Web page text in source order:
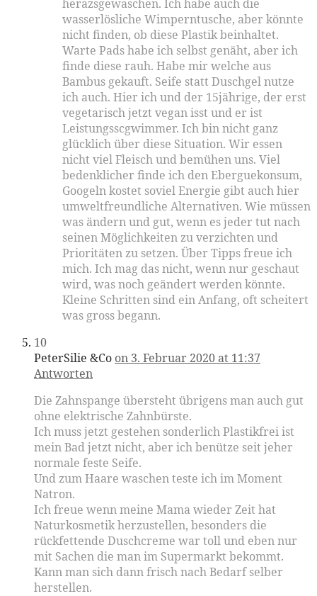
herazsgewaschen. Ich habe auch die
wasserlösliche Wimperntusche, aber könnte
nicht finden, ob diese Plastik beinhaltet.
Warte Pads habe ich selbst genäht, aber ich
finde diese rauh. Habe mir welche aus
Bambus gekauft. Seife statt Duschgel nutze
ich auch. Hier ich und der 15jährige, der erst
vegetarisch jetzt vegan isst und er ist
Leistungsscgwimmer. Ich bin nicht ganz
glücklich über diese Situation. Wir essen
nicht viel Fleisch und bemühen uns. Viel
bedenklicher finde ich den Eberguekonsum,
Googeln kostet soviel Energie gibt auch hier
umweltfreundliche Alternativen. Wie müssen
was ändern und gut, wenn es jeder tut nach
seinen Möglichkeiten zu verzichten und
Prioritäten zu setzen. Über Tipps freue ich
mich. Ich mag das nicht, wenn nur geschaut
wird, was noch geändert werden könnte.
Kleine Schritten sind ein Anfang, oft scheitert
was gross begann.
10
PeterSilie &Co on 3. Februar 2020 at 11:37
Antworten
Die Zahnspange übersteht übrigens man auch gut
ohne elektrische Zahnbürste.
Ich muss jetzt gestehen sonderlich Plastikfrei ist
mein Bad jetzt nicht, aber ich benütze seit jeher
normale feste Seife.
Und zum Haare waschen teste ich im Moment
Natron.
Ich freue wenn meine Mama wieder Zeit hat
Naturkosmetik herzustellen, besonders die
rückfettende Duschcreme war toll und eben nur
mit Sachen die man im Supermarkt bekommt.
Kann man sich dann frisch nach Bedarf selber
herstellen.